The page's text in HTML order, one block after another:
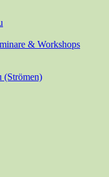
& Workshops
(Strömen)